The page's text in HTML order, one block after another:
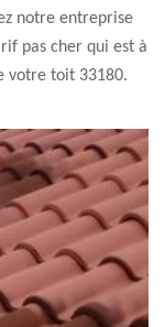
notre entreprise
pas cher qui est à
votre toit 33180.